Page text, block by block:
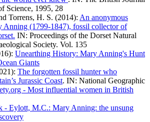
Science, 1995, 28
Torrens, H. S. (2014): An anonymous
Anning (1799-1847), fossil collector of
IN: Proceedings of the Dorset Natural
Society. Vol. 135
Unearthing History: Mary Anning's Hunt
Giants
The forgotten fossil hunter who
Jurassic Coast. IN: National Geographic
- Most influential women in British
- Eylott, M.C.: Mary Anning: the unsung